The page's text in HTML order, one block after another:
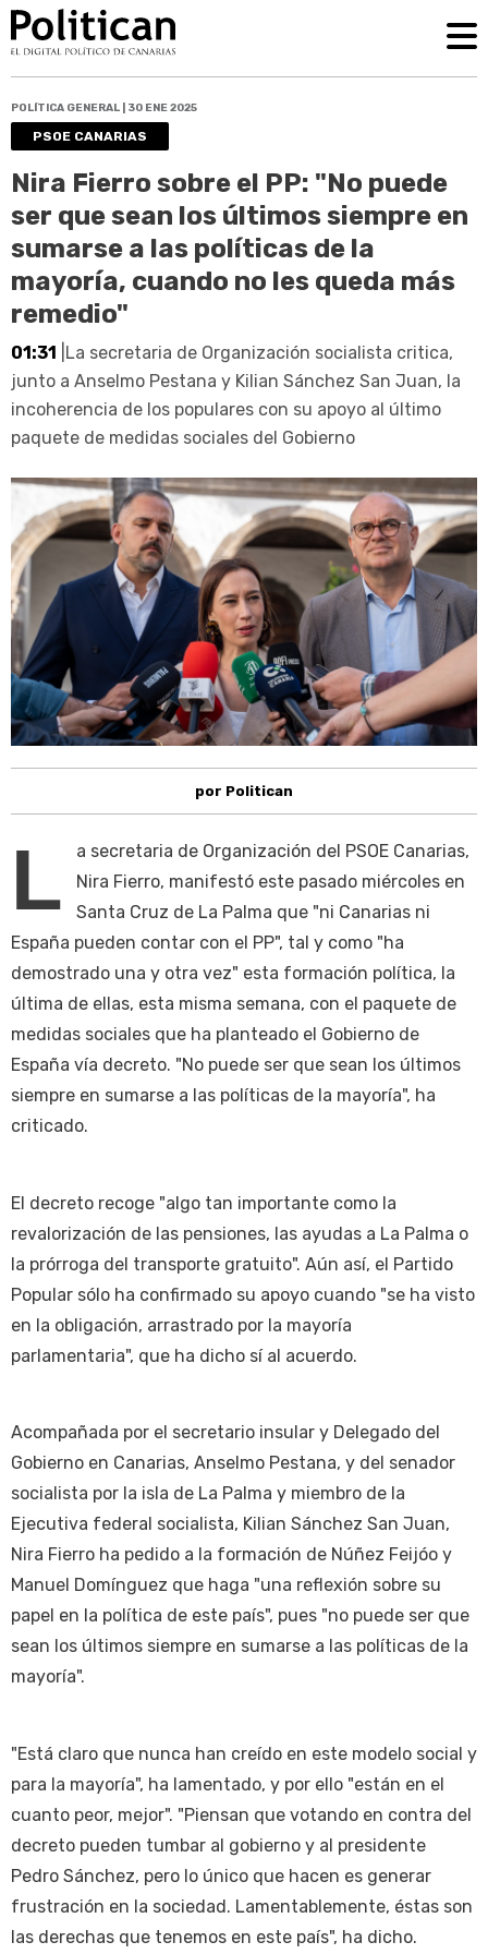
POLÍTICA GENERAL | 30 ENE 2025
PSOE CANARIAS
Nira Fierro sobre el PP: "No puede
ser que sean los últimos siempre en
sumarse a las políticas de la
mayoría, cuando no les queda más
remedio"
01:31 |La secretaria de Organización socialista critica,
junto a Anselmo Pestana y Kilian Sánchez San Juan, la
incoherencia de los populares con su apoyo al último
paquete de medidas sociales del Gobierno
por Politican
L
a secretaria de Organización del PSOE Canarias,
Nira Fierro, manifestó este pasado miércoles en
Santa Cruz de La Palma que "ni Canarias ni
España pueden contar con el PP", tal y como "ha
demostrado una y otra vez" esta formación política, la
última de ellas, esta misma semana, con el paquete de
medidas sociales que ha planteado el Gobierno de
España vía decreto. "No puede ser que sean los últimos
siempre en sumarse a las políticas de la mayoría", ha
criticado.
El decreto recoge "algo tan importante como la
revalorización de las pensiones, las ayudas a La Palma o
la prórroga del transporte gratuito". Aún así, el Partido
Popular sólo ha confirmado su apoyo cuando "se ha visto
en la obligación, arrastrado por la mayoría
parlamentaria", que ha dicho sí al acuerdo.
Acompañada por el secretario insular y Delegado del
Gobierno en Canarias, Anselmo Pestana, y del senador
socialista por la isla de La Palma y miembro de la
Ejecutiva federal socialista, Kilian Sánchez San Juan,
Nira Fierro ha pedido a la formación de Núñez Feijóo y
Manuel Domínguez que haga "una reflexión sobre su
papel en la política de este país", pues "no puede ser que
sean los últimos siempre en sumarse a las políticas de la
mayoría".
"Está claro que nunca han creído en este modelo social y
para la mayoría", ha lamentado, y por ello "están en el
cuanto peor, mejor". "Piensan que votando en contra del
decreto pueden tumbar al gobierno y al presidente
Pedro Sánchez, pero lo único que hacen es generar
frustración en la sociedad. Lamentablemente, éstas son
las derechas que tenemos en este país", ha dicho.